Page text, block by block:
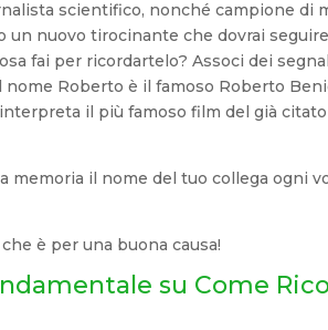
scientifico, nonché campione di
un nuovo tirocinante che dovrai
fai per ricordartelo? Associ dei
Roberto è il famoso Roberto
il più famoso film del già citato
memoria il nome del tuo collega ogni
è per una buona causa!
su Come